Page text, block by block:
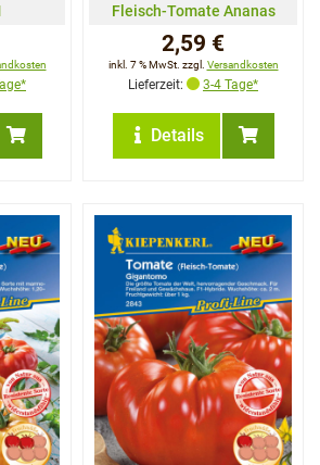
Fleisch-Tomate Ananas
2,59 €
inkl. 7 % MwSt. zzgl. Versandkosten
Lieferzeit: 3-4 Tage*
Details